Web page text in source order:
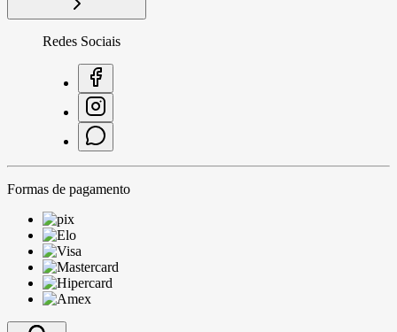
Redes Sociais
Formas de pagamento